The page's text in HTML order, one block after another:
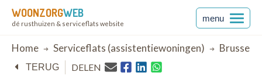
WOONZORGWEB
dé rusthuizen & serviceflats website
menu
Breadcrumb
Home Serviceflats (assistentiewoningen) Brussel
TERUG DELEN